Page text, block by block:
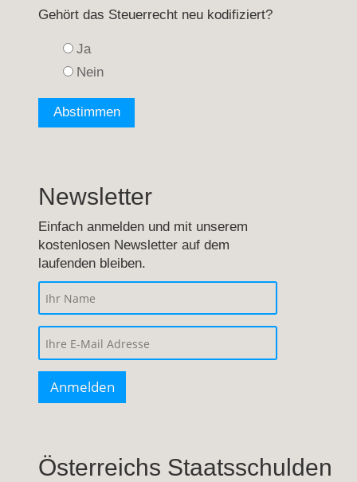
Gehört das Steuerrecht neu kodifiziert?
Ja
Nein
Newsletter
Einfach anmelden und mit unserem
kostenlosen Newsletter auf dem
laufenden bleiben.
Österreichs Staatsschulden